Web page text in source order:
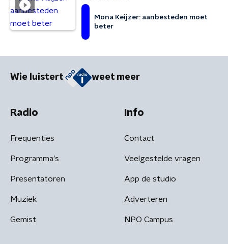
Mona Keijzer: aanbesteden moet
beter
Wie luistert weet meer
Radio
Frequenties
Programma's
Presentatoren
Muziek
Gemist
Info
Contact
Veelgestelde vragen
App de studio
Adverteren
NPO Campus